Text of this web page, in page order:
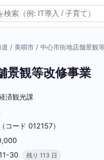
/ 美唄市 / 中心市街地店舗景観
景観等改修事業
済観光課
（コード 012157）
30 残り 113 日